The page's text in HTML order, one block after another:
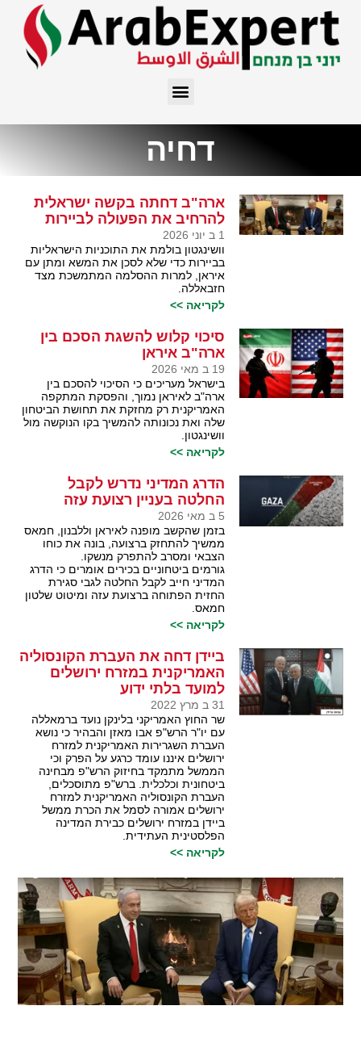
דחיה
ארה"ב דחתה בקשה ישראלית
להרחיב את הפעולה לביירות
1 ב יוני 2026
וושינגטון בולמת את התוכניות הישראליות
בביירות כדי שלא לסכן את המשא ומתן עם
איראן, למרות ההסלמה המתמשכת מצד
חזבאללה.
לקריאה >>
סיכוי קלוש להשגת הסכם בין
ארה"ב איראן
19 ב מאי 2026
בישראל מעריכים כי הסיכוי להסכם בין
ארה"ב לאיראן נמוך, והפסקת המתקפה
האמריקנית רק מחזקת את תחושת הביטחון
שלה ואת נכונותה להמשיך בקו הנוקשה מול
וושינגטון.
לקריאה >>
הדרג המדיני נדרש לקבל
החלטה בעניין רצועת עזה
5 ב מאי 2026
בזמן שהקשב מופנה לאיראן וללבנון, חמאס
ממשיך להתחזק ברצועה, בונה את כוחו
הצבאי ומסרב להתפרק מנשקו.
גורמים ביטחוניים בכירים אומרים כי הדרג
המדיני חייב לקבל החלטה לגבי סגירת
החזית הפתוחה ברצועת עזה ומיטוט שלטון
חמאס.
לקריאה >>
ביידן דחה את העברת הקונסוליה
האמריקנית במזרח ירושלים
למועד בלתי ידוע
31 ב מרץ 2022
שר החוץ האמריקני בלינקן נועד ברמאללה
עם יו"ר הרש"פ אבו מאזן והבהיר כי נושא
העברת השגרירות האמריקנית למזרח
ירושלים איננו עומד כרגע על הפרק וכי
הממשל מתמקד בחיזוק הרש"פ מבחינה
ביטחונית וכלכלית. ברש"פ מתוסכלים,
העברת הקונסוליה האמריקנית למזרח
ירושלים אמורה לסמל את הכרת ממשל
ביידן במזרח ירושלים כבירת המדינה
הפלסטינית העתידית.
לקריאה >>